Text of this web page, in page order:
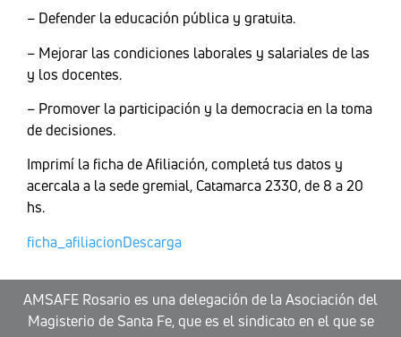
– Defender la educación pública y gratuita.
– Mejorar las condiciones laborales y salariales de las
y los docentes.
– Promover la participación y la democracia en la toma
de decisiones.
Imprimí la ficha de Afiliación, completá tus datos y
acercala a la sede gremial, Catamarca 2330, de 8 a 20
hs.
ficha_afiliacionDescarga
AMSAFE Rosario es una delegación de la Asociación del
Magisterio de Santa Fe, que es el sindicato en el que se